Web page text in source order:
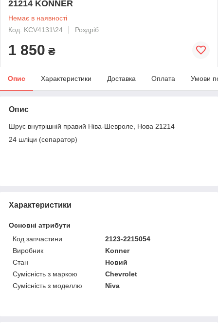
21214 KONNER
Немає в наявності
Код: KCV4131\24
Роздріб
1 850 ₴
Опис Характеристики Доставка Оплата Умови
Опис
Шрус внутрішній правий Ніва-Шевроле, Нова 21214
24 шліци (сепаратор)
Характеристики
Основні атрибути
Код запчастини
2123-2215054
Виробник
Konner
Стан
Новий
Сумісність з маркою
Chevrolet
Сумісність з моделлю
Niva